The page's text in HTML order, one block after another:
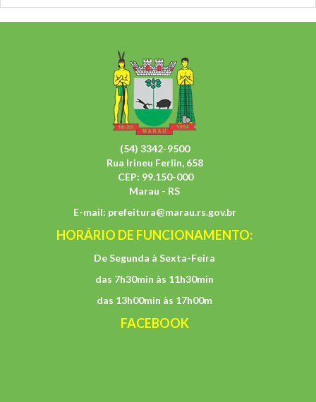
(54) 3342-9500
Rua Irineu Ferlin, 658
CEP: 99.150-000
Marau - RS
E-mail: prefeitura@marau.rs.gov.br
HORÁRIO DE FUNCIONAMENTO:
De Segunda à Sexta-Feira
das 7h30min às 11h30min
das 13h00min às 17h00m
FACEBOOK